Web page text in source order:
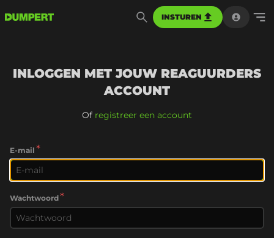
INSTUREN
INLOGGEN MET JOUW REAGUURDERS
ACCOUNT
Of registreer een account
E-mail *
Wachtwoord*